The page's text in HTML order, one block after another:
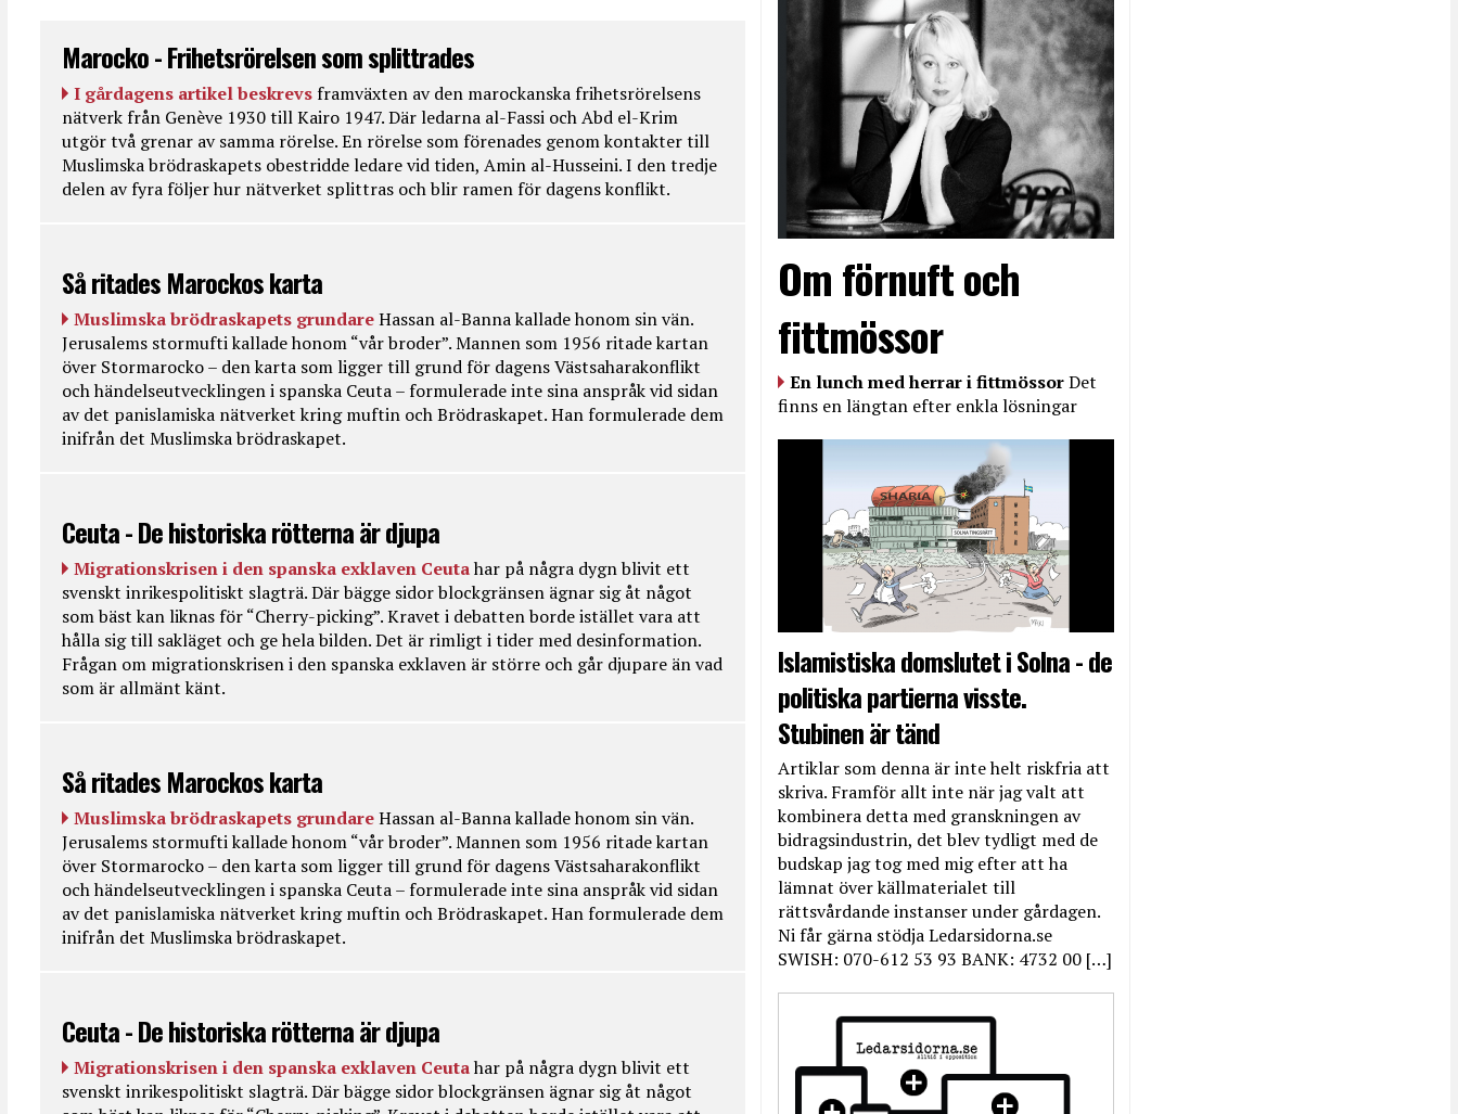
Marocko - Frihetsrörelsen som splittrades
I gårdagens artikel beskrevs framväxten av den marockanska frihetsrörelsens
nätverk från Genève 1930 till Kairo 1947. Där ledarna al-Fassi och Abd el-Krim
utgör två grenar av samma rörelse. En rörelse som förenades genom kontakter till
Muslimska brödraskapets obestridde ledare vid tiden, Amin al-Husseini. I den tredje
delen av fyra följer hur nätverket splittras och blir ramen för dagens konflikt.
Så ritades Marockos karta
Muslimska brödraskapets grundareHassan al-Banna kallade honom sin vän.
Jerusalems stormufti kallade honom “vår broder”. Mannen som 1956 ritade kartan
över Stormarocko – den karta som ligger till grund för dagens Västsaharakonflikt
och händelseutvecklingen i spanska Ceuta – formulerade inte sina anspråk vid sidan
av det panislamiska nätverket kring muftin och Brödraskapet. Han formulerade dem
inifrån det Muslimska brödraskapet.
Ceuta - De historiska rötterna är djupa
Migrationskrisen i den spanska exklaven Ceutahar på några dygn blivit ett
svenskt inrikespolitiskt slagträ. Där bägge sidor blockgränsen ägnar sig åt något
som bäst kan liknas för “Cherry-picking”. Kravet i debatten borde istället vara att
hålla sig till sakläget och ge hela bilden. Det är rimligt i tider med desinformation.
Frågan om migrationskrisen i den spanska exklaven är större och går djupare än vad
som är allmänt känt.
Så ritades Marockos karta
Muslimska brödraskapets grundareHassan al-Banna kallade honom sin vän.
Jerusalems stormufti kallade honom “vår broder”. Mannen som 1956 ritade kartan
över Stormarocko – den karta som ligger till grund för dagens Västsaharakonflikt
och händelseutvecklingen i spanska Ceuta – formulerade inte sina anspråk vid sidan
av det panislamiska nätverket kring muftin och Brödraskapet. Han formulerade dem
inifrån det Muslimska brödraskapet.
Ceuta - De historiska rötterna är djupa
Migrationskrisen i den spanska exklaven Ceutahar på några dygn blivit ett
svenskt inrikespolitiskt slagträ. Där bägge sidor blockgränsen ägnar sig åt något
Om förnuft och
fittmössor
En lunch med herrar i fittmössorDet
finns en längtan efter enkla lösningar
Islamistiska domslutet i Solna - de
politiska partierna visste.
Stubinen är tänd
Artiklar som denna är inte helt riskfria att
skriva. Framför allt inte när jag valt att
kombinera detta med granskningen av
bidragsindustrin, det blev tydligt med de
budskap jag tog med mig efter att ha
lämnat över källmaterialet till
rättsvårdande instanser under gårdagen.
Ni får gärna stödja Ledarsidorna.se
SWISH: 070-612 53 93 BANK: 4732 00 […]